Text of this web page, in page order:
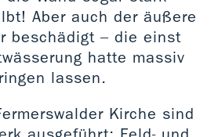
Aber auch der äußere
beschädigt – die einst
hatte massiv
lassen.
Kirche sind